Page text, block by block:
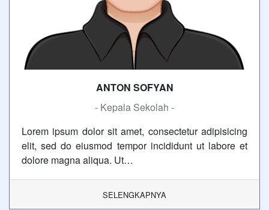
ANTON SOFYAN
- Kepala Sekolah -
Lorem ipsum dolor sit amet, consectetur adipisicing
elit, sed do eiusmod tempor incididunt ut labore et
dolore magna aliqua. Ut…
SELENGKAPNYA